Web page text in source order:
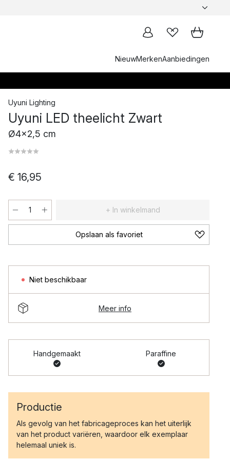
NieuwMerkenAanbiedingen
Uyuni Lighting
Uyuni LED theelicht Zwart
Ø4x2,5 cm
€ 16,95
+ In winkelmand
Opslaan als favoriet
Niet beschikbaar
Meer info
Handgemaakt Paraffine
Productie
Als gevolg van het fabricageproces kan het uiterlijk
van het product variëren, waardoor elk exemplaar
helemaal uniek is.